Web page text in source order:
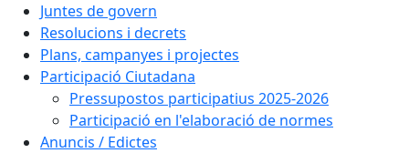
Juntes de govern
Resolucions i decrets
Plans, campanyes i projectes
Participació Ciutadana
Pressupostos participatius 2025-2026
Participació en l'elaboració de normes
Anuncis / Edictes